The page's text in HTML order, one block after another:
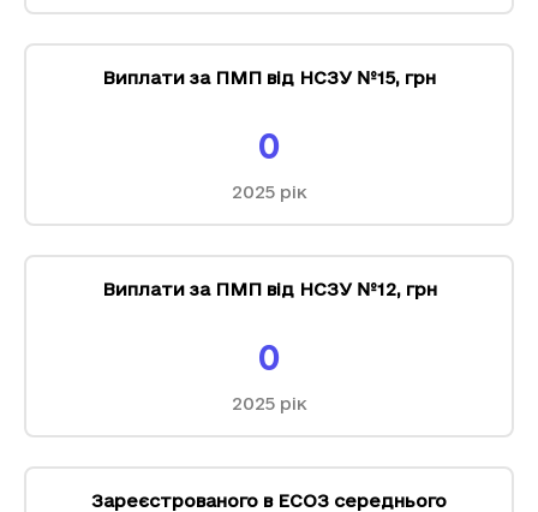
Виплати за ПМП від НСЗУ №15, грн
0
2025рік
Виплати за ПМП від НСЗУ №12, грн
0
2025рік
Зареєстрованого в ЕСОЗ середнього